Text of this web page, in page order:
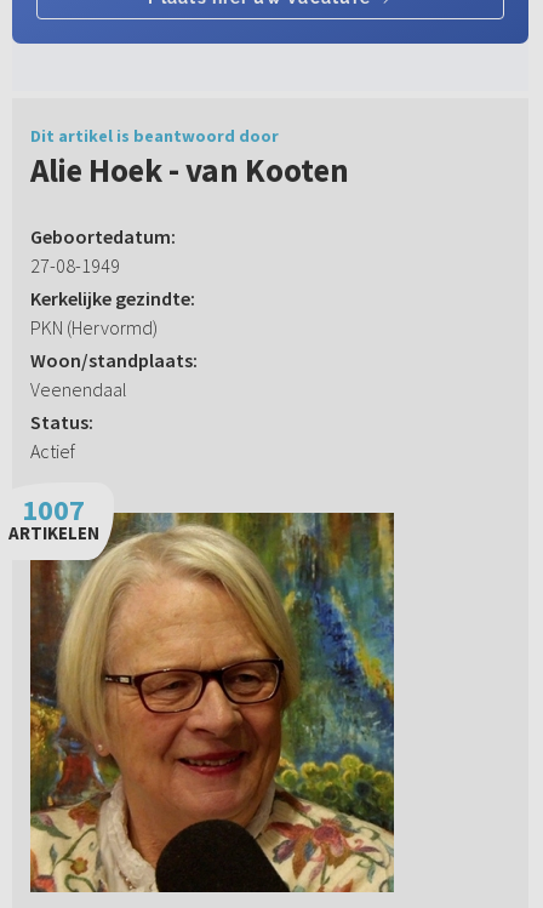
Dit artikel is beantwoord door
Alie Hoek - van Kooten
Geboortedatum:
27-08-1949
Kerkelijke gezindte:
PKN (Hervormd)
Woon/standplaats:
Veenendaal
Status:
Actief
1007
ARTIKELEN